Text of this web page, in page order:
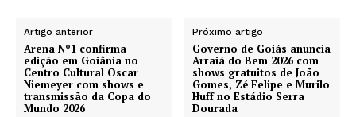
Artigo anterior
Arena Nº1 confirma
edição em Goiânia no
Centro Cultural Oscar
Niemeyer com shows e
transmissão da Copa do
Mundo 2026
Próximo artigo
Governo de Goiás anuncia
Arraiá do Bem 2026 com
shows gratuitos de João
Gomes, Zé Felipe e Murilo
Huff no Estádio Serra
Dourada